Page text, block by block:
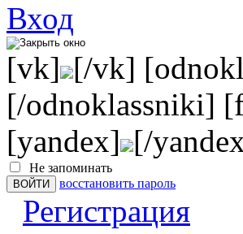
Вход
[vk] [/vk]
[/odnoklassniki]
[yandex] [/
Не запоминать
восстановить пароль
Регистрация